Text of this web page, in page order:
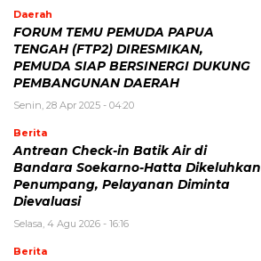
Daerah
FORUM TEMU PEMUDA PAPUA
TENGAH (FTP2) DIRESMIKAN,
PEMUDA SIAP BERSINERGI DUKUNG
PEMBANGUNAN DAERAH
Senin, 28 Apr 2025 - 04:20
Berita
Antrean Check-in Batik Air di
Bandara Soekarno-Hatta Dikeluhkan
Penumpang, Pelayanan Diminta
Dievaluasi
Selasa, 4 Agu 2026 - 16:16
Berita